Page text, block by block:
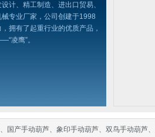
计、精工制造、进出口贸易、
专业厂家，公司创建于1998
拥有了起重行业的优质产品，
凌鹰”。
、 国产手动葫芦、 象印手动葫芦、 双鸟手动葫芦、